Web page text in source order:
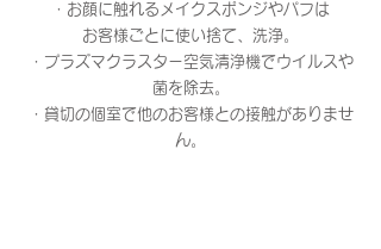
・お顔に触れるメイクスポンジやパフは
お客様ごとに使い捨て、洗浄。
・プラズマクラスター空気清浄機でウイルスや
菌を除去。
・貸切の個室で他のお客様との接触がありませ
ん。